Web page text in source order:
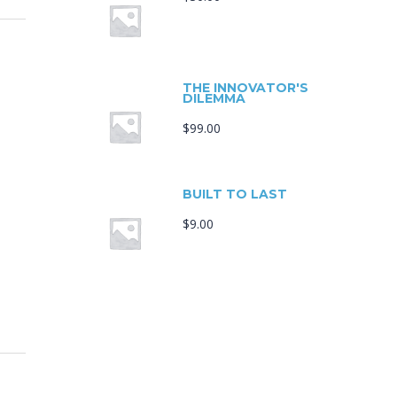
THE INNOVATOR'S
DILEMMA
$99.00
BUILT TO LAST
$9.00